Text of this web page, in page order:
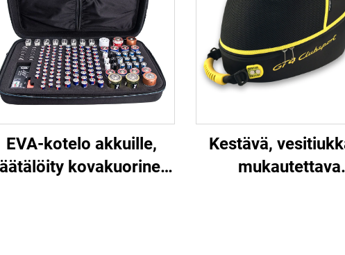
EVA-kotelo akkuille,
kovakuorinen
Kestävä,
mukautettava